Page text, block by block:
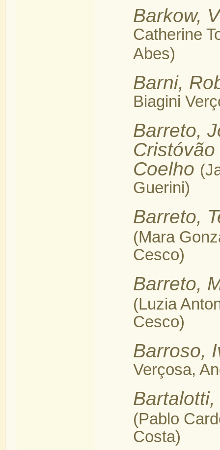
Barkow,
Catherine
Abes)
Barni,
Biagini
Barreto,
Coelho
Guerini)
Barreto,
(Mara
Cesco)
Barreto,
(Luzia
Cesco)
Barroso,
Verçosa,
(Pablo
Costa)